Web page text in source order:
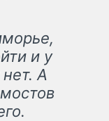
и у
А